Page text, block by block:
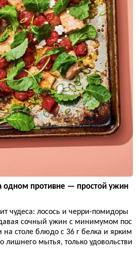
одном противне — простой ужин
чудеса: лосось и черри-помидоры
сочный ужин с минимумом пос
столе блюдо с 36 г белка и ярким
лишнего мытья, только удовольстви